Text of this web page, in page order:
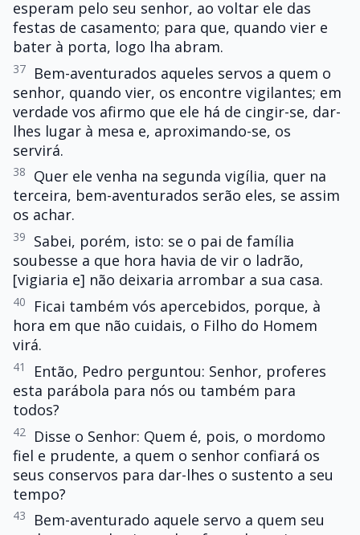
esperam pelo seu senhor, ao voltar ele das
festas de casamento; para que, quando vier e
bater à porta, logo lha abram.
37
Bem-aventurados aqueles servos a quem o
senhor, quando vier, os encontre vigilantes; em
verdade vos afirmo que ele há de cingir-se, dar-
lhes lugar à mesa e, aproximando-se, os
servirá.
38
Quer ele venha na segunda vigília, quer na
terceira, bem-aventurados serão eles, se assim
os achar.
39
Sabei, porém, isto: se o pai de família
soubesse a que hora havia de vir o ladrão,
[vigiaria e] não deixaria arrombar a sua casa.
40
Ficai também vós apercebidos, porque, à
hora em que não cuidais, o Filho do Homem
virá.
41
Então, Pedro perguntou: Senhor, proferes
esta parábola para nós ou também para
todos?
42
Disse o Senhor: Quem é, pois, o mordomo
fiel e prudente, a quem o senhor confiará os
seus conservos para dar-lhes o sustento a seu
tempo?
43
Bem-aventurado aquele servo a quem seu